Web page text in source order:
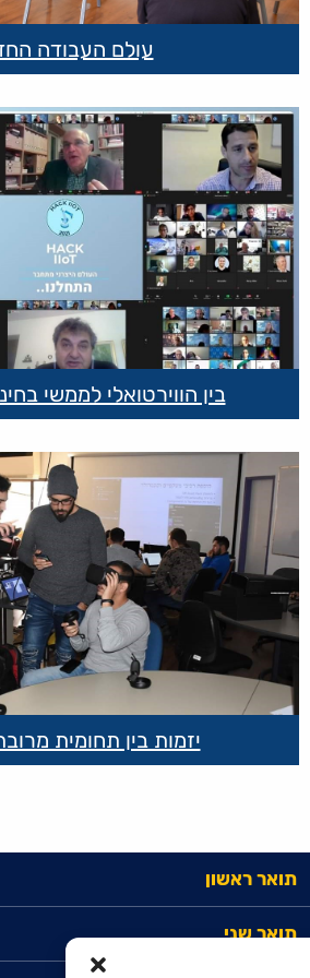
עולם העבודה
בין הווירטואלי לממשי
יזמות בין תחומית
תואר ראשון
תואר שני